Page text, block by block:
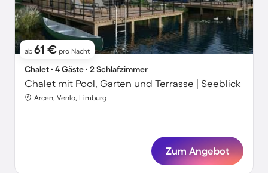
ab 61 € pro Nacht
Chalet ∙ 4 Gäste ∙ 2 Schlafzimmer
Chalet mit Pool, Garten und Terrasse | Seeblick
Arcen, Venlo, Limburg
Zum Angebot